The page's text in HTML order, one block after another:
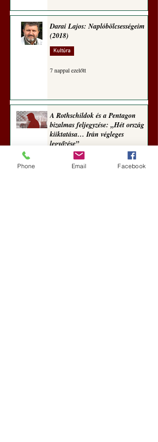
Darai Lajos: Naplóbölcsességeim
(2018)
Kultúra
7 nappal ezelőtt
A Rothschildok és a Pentagon
bizalmas feljegyzése: „Hét ország
kiiktatása… Irán végleges
legyőzése”
Új Történelem
Phone Email Facebook